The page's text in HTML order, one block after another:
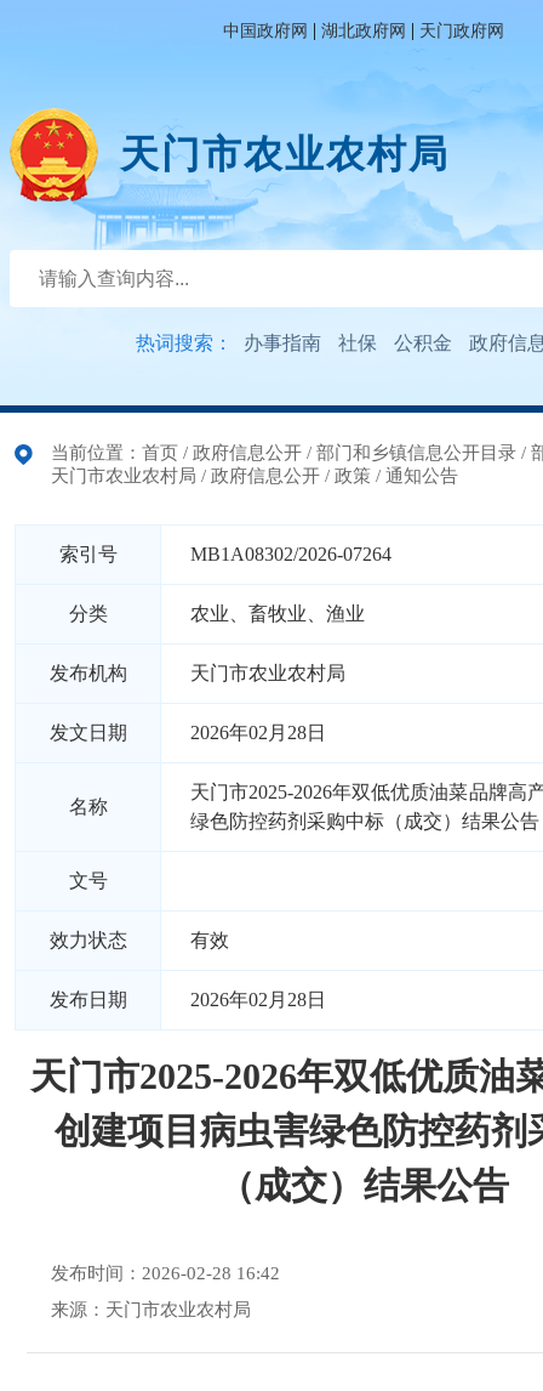
中国政府网 | 湖北政府网 | 天门政府网
天门市农业农村局
热词搜索： 办事指南 社保 公积金 政府信
当前位置： 首页 / 政府信息公开 / 部门和乡镇信息公开目录 /
天门市农业农村局 / 政府信息公开 / 政策 / 通知公告
索引号 MB1A08302/2026-07264
分类 农业、畜牧业、渔业
发布机构 天门市农业农村局
发文日期 2026年02月28日
名称
天门市2025-2026年双低优质油菜品牌高
绿色防控药剂采购中标（成交）结果公告
文号
效力状态 有效
发布日期 2026年02月28日
天门市2025-2026年双低优质油
创建项目病虫害绿色防控药剂
（成交）结果公告
发布时间：2026-02-28 16:42
来源：天门市农业农村局